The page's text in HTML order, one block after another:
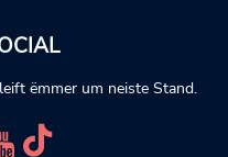
ëmmer um neiste Stand.